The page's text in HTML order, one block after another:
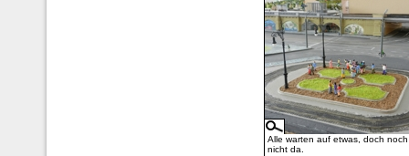
Alle warten auf etwas, doch
nicht da.